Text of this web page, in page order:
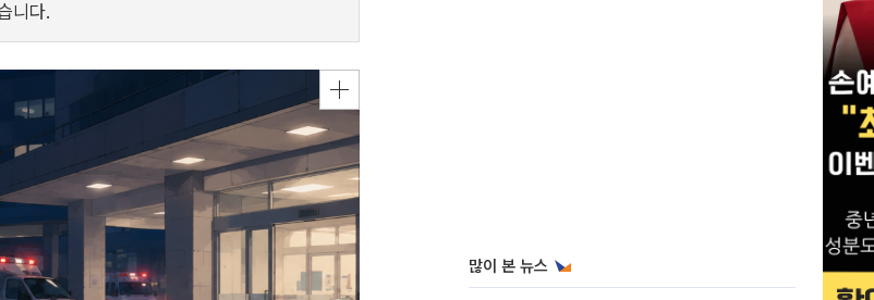
니다.
많이 본 뉴스